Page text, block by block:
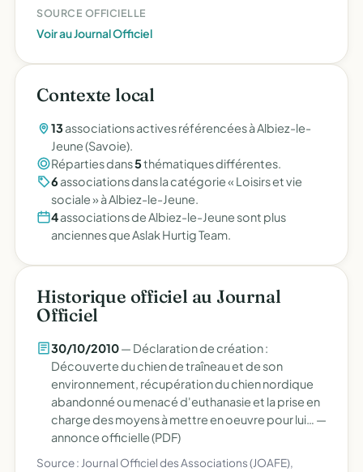
SOURCE OFFICIELLE
Voir au Journal Officiel
Contexte local
13associations actives référencées à Albiez-le-
Jeune (Savoie).
Réparties dans5thématiques différentes.
6 associations dans la catégorie « Loisirs et vie
sociale » à Albiez-le-Jeune.
4associations de Albiez-le-Jeune sont plus
anciennes que Aslak Hurtig Team.
Historique officiel au Journal
Officiel
30/10/2010— Déclaration de création :
Découverte du chien de traîneau et de son
environnement, récupération du chien nordique
abandonné ou menacé d'euthanasie et la prise en
charge des moyens à mettre en oeuvre pour lui… —
annonce officielle (PDF)
Source : Journal Officiel des Associations (JOAFE),